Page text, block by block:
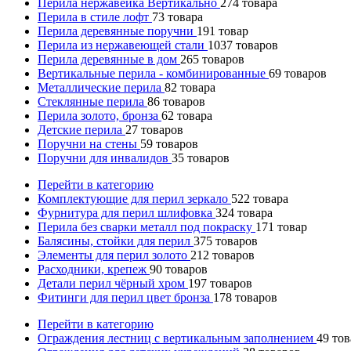
Перила нержавейка Вертикально 274 товара
Перила в стиле лофт 73 товара
Перила деревянные поручни 191 товар
Перила из нержавеющей стали 1037 товаров
Перила деревянные в дом 265 товаров
Вертикальные перила - комбинированные 69 товаров
Металлические перила 82 товара
Стеклянные перила 86 товаров
Перила золото, бронза 62 товара
Детские перила 27 товаров
Поручни на стены 59 товаров
Поручни для инвалидов 35 товаров
Перейти в категорию
Комплектующие для перил зеркало 522 товара
Фурнитура для перил шлифовка 324 товара
Перила без сварки металл под покраску 171 товар
Балясины, стойки для перил 375 товаров
Элементы для перил золото 212 товаров
Расходники, крепеж 90 товаров
Детали перил чёрный хром 197 товаров
Фитинги для перил цвет бронза 178 товаров
Перейти в категорию
Ограждения лестниц с вертикальным заполнением 49